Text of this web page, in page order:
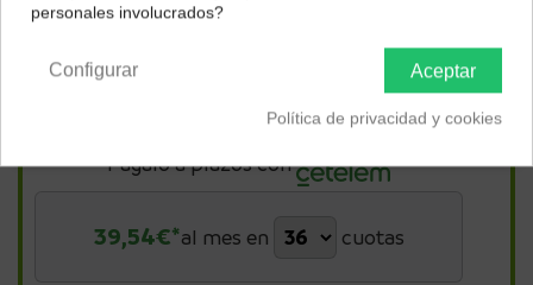
Págalo a plazos con
39,54€*al mes en cuotas
personales involucrados?
Aceptar
Configurar
Política de privacidad y cookies